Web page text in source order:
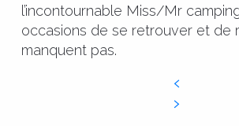
l’incontournable Miss/Mr
occasions de se retrouver et de
manquent pas.